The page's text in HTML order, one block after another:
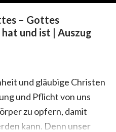
– Gottes
und ist | Auszug
und gläubige Christen
und Pflicht von uns
zu opfern, damit
kann. Denn unser